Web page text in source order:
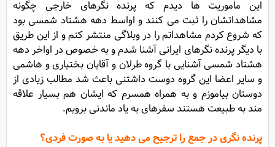
این ماموریت ها دیدم که پرنده نگرهای خارجی چگونه
مشاهداتشان را ثبت می کنند و اواسط دهه هشتاد شمسی بود
که شروع کردم مشاهداتم را در وبلاگی منتشر کنم و از این طریق
با دیگر پرنده نگرهای ایرانی آشنا شدم و به خصوص در اواخر دهه
هشتاد شمسی آشنایی با گروه طرلان و آقایان بختیاری و هاشمی
و سایر اعضا این گروه دوست داشتنی باعث شد مطالب زیادی از
دوستان بیاموزم و به همراه همسرم که ایشان هم بسیار علاقه
مند به طبیعت هستند سفرهای به یاد ماندنی برویم.
پرنده نگری در جمع را ترجیح می دهید یا به صورت فردی؟